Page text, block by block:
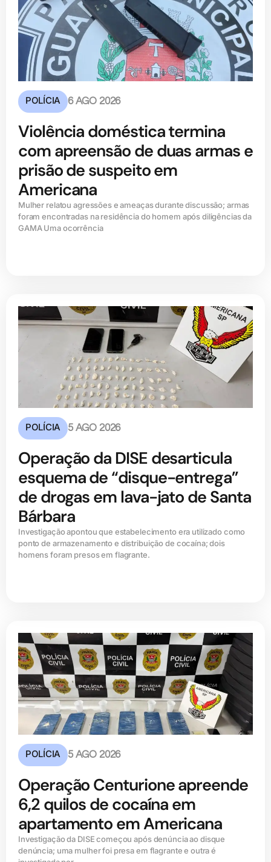
POLÍCIA 6 AGO 2026
Violência doméstica termina
com apreensão de duas armas e
prisão de suspeito em
Americana
Mulher relatou agressões e ameaças durante discussão; armas
foram encontradas na residência do homem após diligências da
GAMA Uma ocorrência
POLÍCIA 5 AGO 2026
Operação da DISE desarticula
esquema de “disque-entrega”
de drogas em lava-jato de Santa
Bárbara
Investigação apontou que estabelecimento era utilizado como
ponto de armazenamento e distribuição de cocaína; dois
homens foram presos em flagrante.
POLÍCIA 5 AGO 2026
Operação Centurione apreende
6,2 quilos de cocaína em
apartamento em Americana
Investigação da DISE começou após denúncia ao disque
denúncia; uma mulher foi presa em flagrante e outra é